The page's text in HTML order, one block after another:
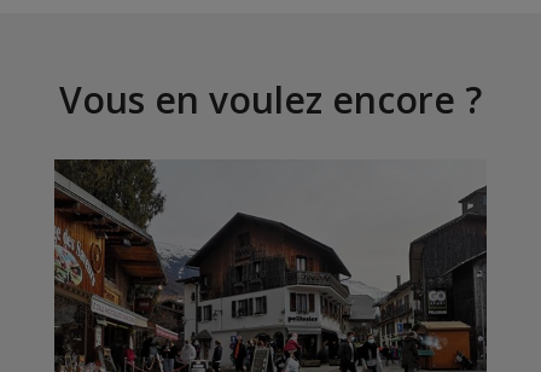
Vous en voulez encore ?